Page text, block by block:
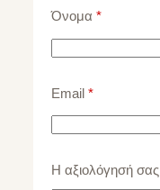
Όνομα *
Email*
Η αξιολόγησή σας